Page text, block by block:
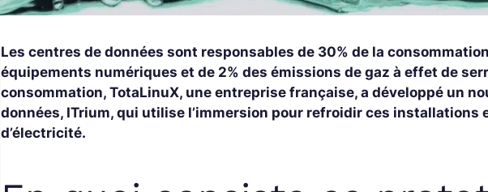
Les centres de données sont responsables de 30% de la
équipements numériques et de 2% des émissions de gaz à effet de
consommation, TotaLinuX, une entreprise française, a développé un
données, ITrium, qui utilise l’immersion pour refroidir ces installations
d’électricité.